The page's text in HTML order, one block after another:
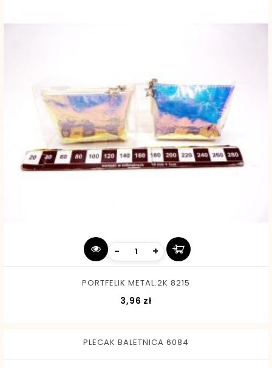
- +
PORTFELIK METAL.2K 8215
3,96 zł
PLECAK BALETNICA 6084